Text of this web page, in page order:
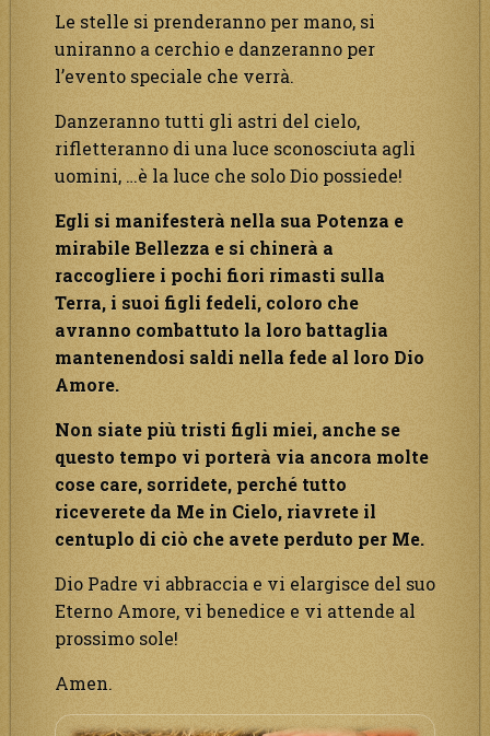
Le stelle si prenderanno per mano, si
uniranno a cerchio e danzeranno per
l’evento speciale che verrà.
Danzeranno tutti gli astri del cielo,
rifletteranno di una luce sconosciuta agli
uomini, …è la luce che solo Dio possiede!
Egli si manifesterà nella sua Potenza e
mirabile Bellezza e si chinerà a
raccogliere i pochi fiori rimasti sulla
Terra, i suoi figli fedeli, coloro che
avranno combattuto la loro battaglia
mantenendosi saldi nella fede al loro Dio
Amore.
Non siate più tristi figli miei, anche se
questo tempo vi porterà via ancora molte
cose care, sorridete, perché tutto
riceverete da Me in Cielo, riavrete il
centuplo di ciò che avete perduto per Me.
Dio Padre vi abbraccia e vi elargisce del suo
Eterno Amore, vi benedice e vi attende al
prossimo sole!
Amen.